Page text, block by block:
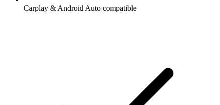
Carplay & Android Auto compatible